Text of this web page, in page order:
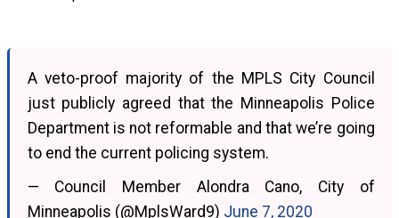
A veto-proof majority of the MPLS City Council
just publicly agreed that the Minneapolis Police
Department is not reformable and that we’re going
to end the current policing system.
— Council Member Alondra Cano, City of
Minneapolis (@MplsWard9) June 7, 2020